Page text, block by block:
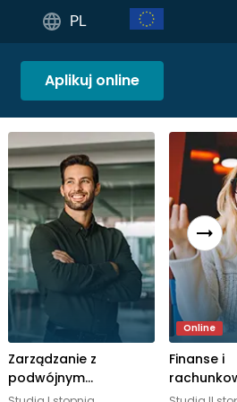
PL
Aplikuj online
Zarządzanie z
podwójnym
dyplomem Post
Online
Finanse i